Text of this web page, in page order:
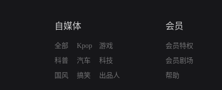
自媒体
全部
科普
国风
Kpop
汽车
搞笑
游戏
科技
出品人
会员
会员特权
会员剧场
帮助